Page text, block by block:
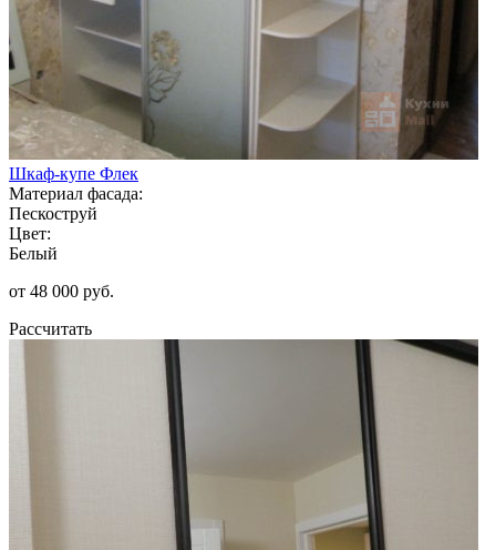
Шкаф-купе Флек
Материал фасада:
Пескоструй
Цвет:
Белый
от 48 000 руб.
Рассчитать